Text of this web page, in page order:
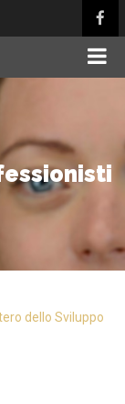
dello Sviluppo